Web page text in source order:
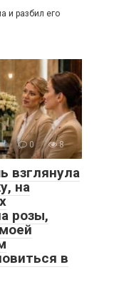
и разбил его
0 8
взглянула
на
розы,
в